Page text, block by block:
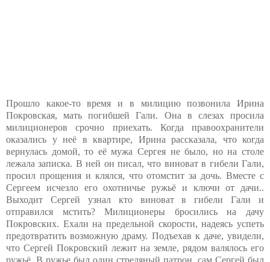
Прошло какое-то время и в милицию позвонила Ирина
Покровская, мать погибшей Гали. Она в слезах просила
милиционеров срочно приехать. Когда правоохранители
оказались у неё в квартире, Ирина рассказала, что когда
вернулась домой, то её мужа Сергея не было, но на столе
лежала записка. В ней он писал, что виноват в гибели Гали,
просил прощения и клялся, что отомстит за дочь. Вместе с
Сергеем исчезло его охотничье ружьё и ключи от дачи..
Выходит Сергей узнал кто виноват в гибели Гали и
отправился мстить? Милиционеры бросились на дачу
Покровских. Ехали на предельной скорости, надеясь успеть
предотвратить возможную драму. Подъехав к даче, увидели,
что Сергей Покровский лежит на земле, рядом валялось его
ружьё. В ружье был один стреляный патрон, сам Сергей был